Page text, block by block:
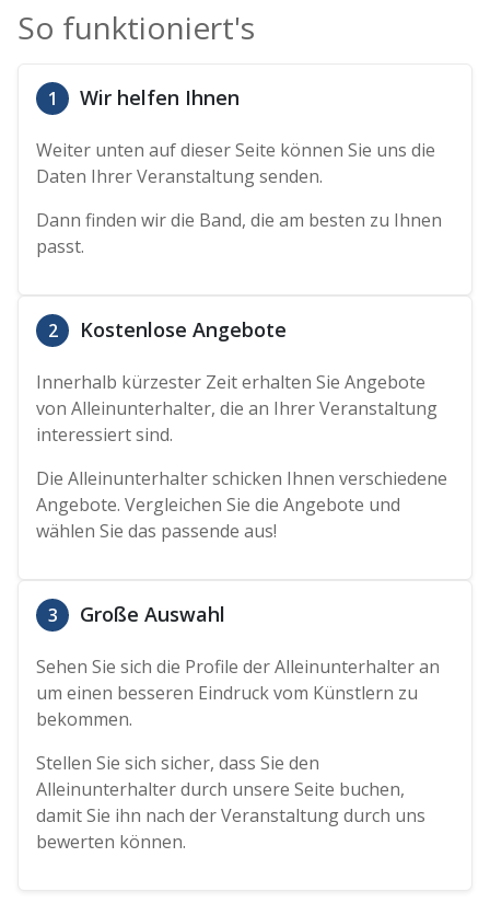
So funktioniert's
1 Wir helfen Ihnen
Weiter unten auf dieser Seite können Sie uns die
Daten Ihrer Veranstaltung senden.
Dann finden wir die Band, die am besten zu Ihnen
passt.
2 Kostenlose Angebote
Innerhalb kürzester Zeit erhalten Sie Angebote
von Alleinunterhalter, die an Ihrer Veranstaltung
interessiert sind.
Die Alleinunterhalter schicken Ihnen verschiedene
Angebote. Vergleichen Sie die Angebote und
wählen Sie das passende aus!
3 Große Auswahl
Sehen Sie sich die Profile der Alleinunterhalter an
um einen besseren Eindruck vom Künstlern zu
bekommen.
Stellen Sie sich sicher, dass Sie den
Alleinunterhalter durch unsere Seite buchen,
damit Sie ihn nach der Veranstaltung durch uns
bewerten können.